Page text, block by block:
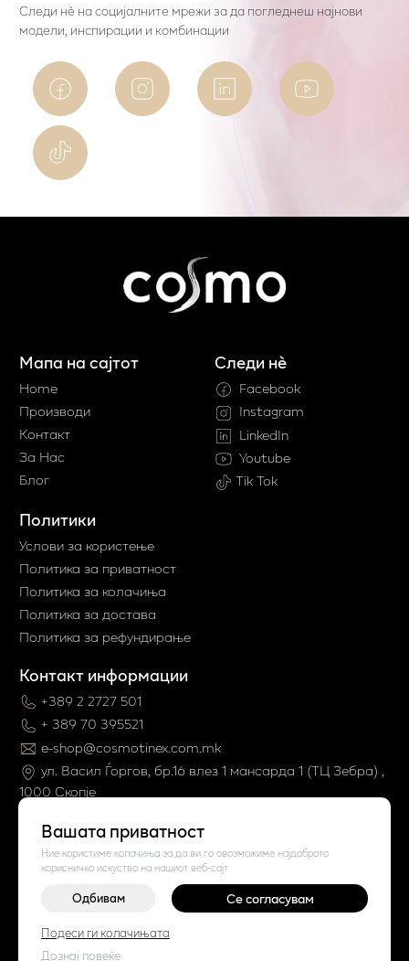
Вашата приватност
Ние користиме колачиња за да ви го овозможиме најдоброто
корисничко искуство на нашиот веб-сајт
Одбивам Се согласувам
Подеси ги колачињата
Дознај повеќе
Следи нѐ на социјалните мрежи за да погледнеш најнови
модели, инспирации и комбинации
Мапа на сајтот
Home
Производи
Контакт
За Нас
Блог
Политики
Услови за користење
Политика за приватност
Политика за колачиња
Политика за достава
Политика за рефундирање
Контакт информации
+389 2 2727 501
+ 389 70 395521
e-shop@cosmotinex.com.mk
ул. Васил Ѓоргов, бр.16 влез 1 мaнсарда 1 (ТЦ Зебра) ,
1000 Скопје
Следи нè
Facebook
Instagram
LinkedIn
Youtube
Tik Tok
©2026Vendor x
Поставки за колачиња